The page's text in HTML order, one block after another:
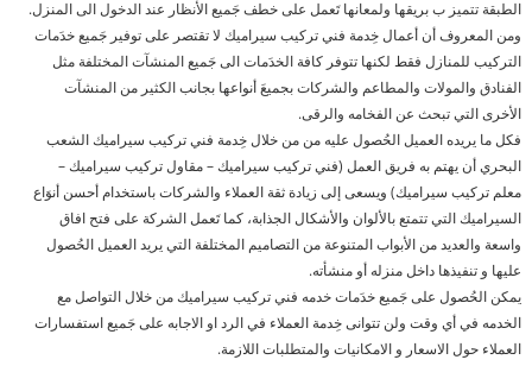
الطبقة تتميز ب بريقها ولمعانها تَعمل على خطف جَميع الأنظار عند الدخول الى المنزل.
ومن المعروف أن أعمال خِدمة فني تركيب سيراميك لا تقتصر على توفير جَميع خدَمات
التركيب للمنازل فقط لكنها تتوفر كافة الخدَمات الى جَميع المنشآت المختلفة مثل
الفنادق والمولات والمطاعم والشركات بجميعَ أنواعها بجانب الكثير من المنشآت
الأخرى التي تبحث عن الفخامه والرقى.
فكل ما يريده العميل الحُصول عليه من من خلال خِدمة فني تركيب سيراميك الشعب
البحري أن يهتم به فريق العمل (فني تركيب سيراميك – مقاول تركيب سيراميك –
معلم تركيب سيراميك) ويسعى إلى زيادة ثقة العملاء والشركات باستخدام أحسن أنوَاع
السيراميك التي تتمتع بالألوان والأشكال الجذابة، كما تَعمل الشركة على فتح افاق
واسعة والعديد من الأبواب المتنوعة من التصاميم المختلفة التي يريد العميل الحُصول
عليها و تنفيذها داخل منزله أو منشأته.
يمكن الحُصول على جَميع خدَمات خدمه فني تركيب سيراميك من خلال التواصل مع
الخدمه في أي وقت ولن تتوانى خِدمة العملاء في الرد او الاجابه على جَميع استفسارات
العملاء حول الاسعار و الامكانيات والمتطلبات اللازمة.